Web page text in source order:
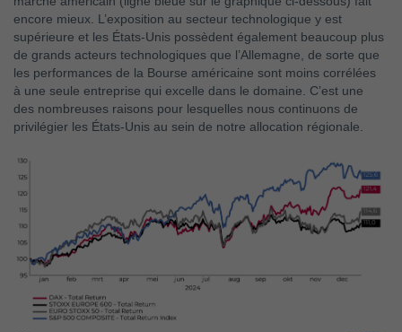
encore mieux. L’exposition au secteur technologique y est
supérieure et les États-Unis possèdent également beaucoup plus
de grands acteurs technologiques que l’Allemagne, de sorte que
les performances de la Bourse américaine sont moins corrélées
à une seule entreprise qui excelle dans le domaine. C’est une
des nombreuses raisons pour lesquelles nous continuons de
privilégier les États-Unis au sein de notre allocation régionale.